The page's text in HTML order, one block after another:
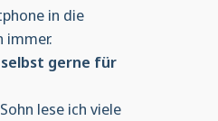
in die
immer.
selbst gerne für
lese ich viele